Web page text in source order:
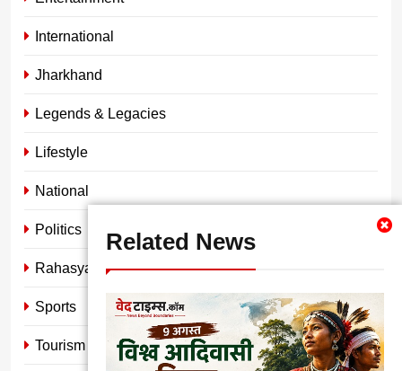
Related News
International
Jharkhand
Legends & Legacies
Lifestyle
National
Politics
Rahasya
Sports
Tourism